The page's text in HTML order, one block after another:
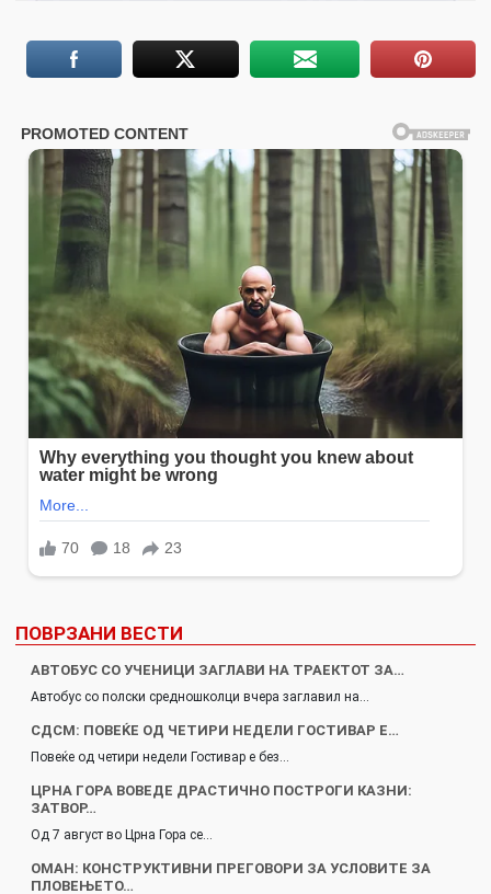
ПОВРЗАНИ ВЕСТИ
АВТОБУС СО УЧЕНИЦИ ЗАГЛАВИ НА ТРАЕКТОТ ЗА…
Автобус со полски средношколци вчера заглавил на…
СДСМ: ПОВЕЌЕ ОД ЧЕТИРИ НЕДЕЛИ ГОСТИВАР Е…
Повеќе од четири недели Гостивар е без…
ЦРНА ГОРА ВОВЕДЕ ДРАСТИЧНО ПОСТРОГИ КАЗНИ:
ЗАТВОР…
Од 7 август во Црна Гора се…
ОМАН: КОНСТРУКТИВНИ ПРЕГОВОРИ ЗА УСЛОВИТЕ ЗА
ПЛОВЕЊЕТО…